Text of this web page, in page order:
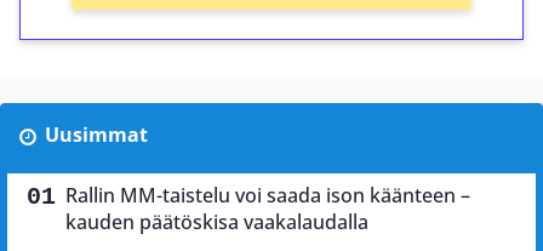
Uusimmat
Rallin MM-taistelu voi saada ison käänteen –
kauden päätöskisa vaakalaudalla